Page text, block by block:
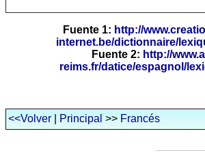
Fuente 1: http://
internet.be/dictionnaire/
Fuente 2: http://
reims.fr/datice/espagnol/
<<Volver Principal >> Francés